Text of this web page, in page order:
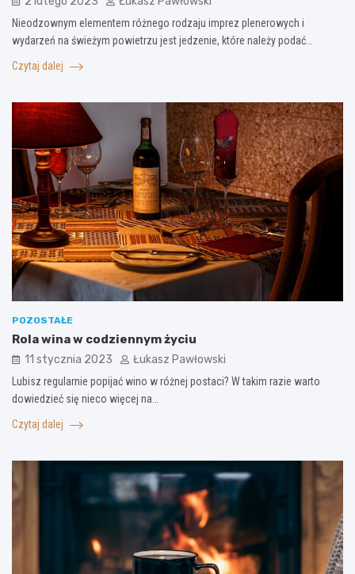
Nieodzownym elementem różnego rodzaju imprez plenerowych i
wydarzeń na świeżym powietrzu jest jedzenie, które należy podać…
Czytaj dalej
POZOSTAŁE
Rola wina w codziennym życiu
11 stycznia 2023 Łukasz Pawłowski
Lubisz regularnie popijać wino w różnej postaci? W takim razie warto
dowiedzieć się nieco więcej na…
Czytaj dalej